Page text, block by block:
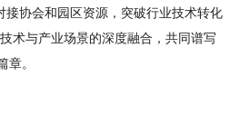
接协会和园区资源，突破行业技术转化
术与产业场景的深度融合，共同谱写
章。